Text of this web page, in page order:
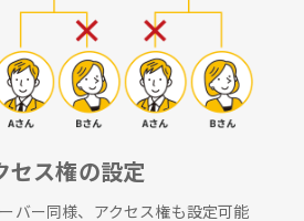
セス権の設定
バー同様、アクセス権も設定可能